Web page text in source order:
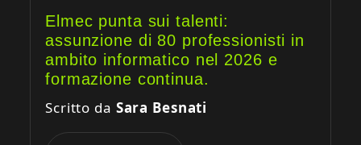
Elmec punta sui talenti:
assunzione di 80 professionisti in
ambito informatico nel 2026 e
formazione continua.
Scritto da Sara Besnati